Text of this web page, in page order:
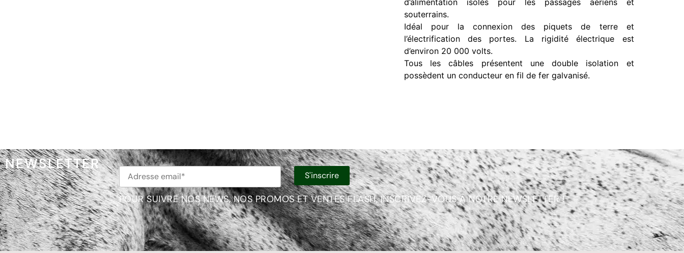
souterrains.
Idéal pour la connexion des piquets de terre et
l’électrification des portes. La rigidité électrique est
d’environ 20 000 volts.
Tous les câbles présentent une double isolation et
possèdent un conducteur en fil de fer galvanisé.
NEWSLETTER
POUR SUIVRE NOS NEWS, NOS PROMOS ET VENTES FLASH, INSCRIVEZ-VOUS À NOTRE NEWSLETTER !